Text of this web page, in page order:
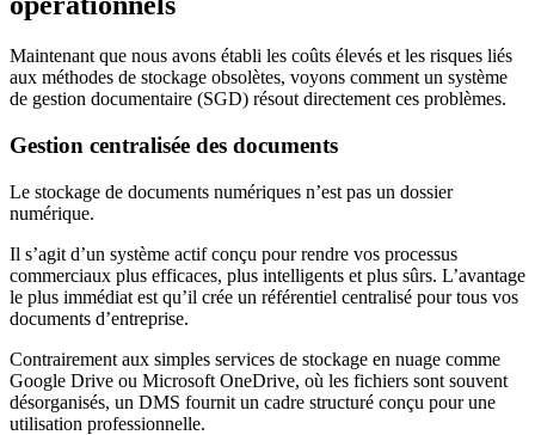
Maintenant que nous avons établi les coûts élevés et les risques liés
aux méthodes de stockage obsolètes, voyons comment un système
de gestion documentaire (SGD) résout directement ces problèmes.
Gestion centralisée des documents
Le stockage de documents numériques n’est pas un dossier
numérique.
Il s’agit d’un système actif conçu pour rendre vos processus
commerciaux plus efficaces, plus intelligents et plus sûrs. L’avantage
le plus immédiat est qu’il crée un référentiel centralisé pour tous vos
documents d’entreprise.
Contrairement aux simples services de stockage en nuage comme
Google Drive ou Microsoft OneDrive, où les fichiers sont souvent
désorganisés, un DMS fournit un cadre structuré conçu pour une
utilisation professionnelle.